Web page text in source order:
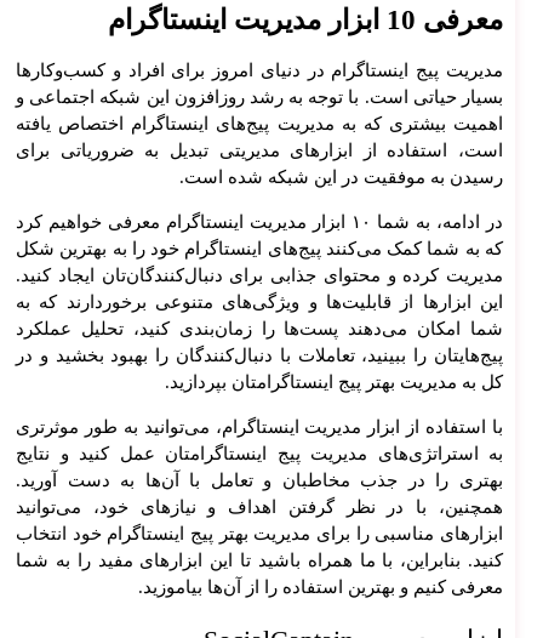
دما
ت
وب
معرفی 10 ابزار مدیریت اینستاگرام
مدیریت پیج اینستاگرام در دنیای امروز برای افراد و کسب‌وکارها
بسیار حیاتی است. با توجه به رشد روزافزون این شبکه اجتماعی و
اهمیت بیشتری که به مدیریت پیج‌های اینستاگرام اختصاص یافته
است، استفاده از ابزارهای مدیریتی تبدیل به ضروریاتی برای
رسیدن به موفقیت در این شبکه شده است.
در ادامه، به شما ۱۰ ابزار مدیریت اینستاگرام معرفی خواهیم کرد
که به شما کمک می‌کنند پیج‌های اینستاگرام خود را به بهترین شکل
مدیریت کرده و محتوای جذابی برای دنبال‌کنندگان‌تان ایجاد کنید.
این ابزارها از قابلیت‌ها و ویژگی‌های متنوعی برخوردارند که به
شما امکان می‌دهند پست‌ها را زمان‌بندی کنید، تحلیل عملکرد
پیج‌هایتان را ببینید، تعاملات با دنبال‌کنندگان را بهبود بخشید و در
کل به مدیریت بهتر پیج اینستاگرامتان بپردازید.
با استفاده از ابزار مدیریت اینستاگرام، می‌توانید به طور موثرتری
به استراتژی‌های مدیریت پیج اینستاگرامتان عمل کنید و نتایج
بهتری را در جذب مخاطبان و تعامل با آن‌ها به دست آورید.
همچنین، با در نظر گرفتن اهداف و نیازهای خود، می‌توانید
ابزارهای مناسبی را برای مدیریت بهتر پیج اینستاگرام خود انتخاب
کنید. بنابراین، با ما همراه باشید تا این ابزارهای مفید را به شما
معرفی کنیم و بهترین استفاده را از آن‌ها بیاموزید.